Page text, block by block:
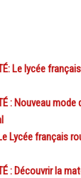
Le lycée
: Nouveau
Lycée français
: Découvrir la